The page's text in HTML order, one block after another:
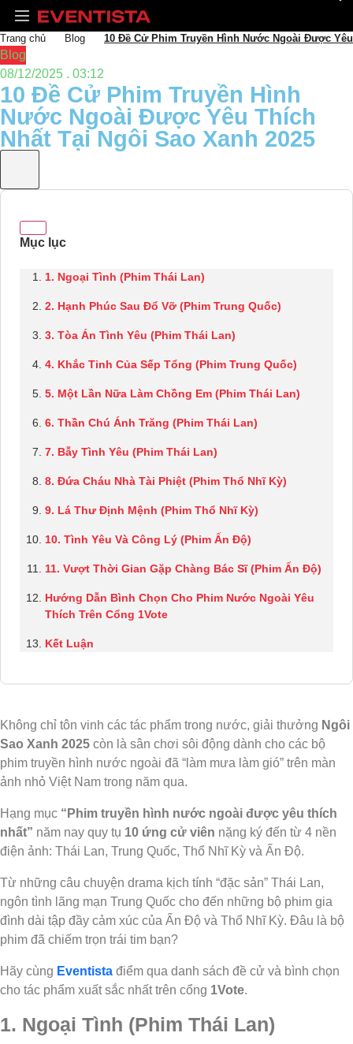
Trang chủ Blog 10 Đề Cử Phim Truyền Hình Nước Ngoài Được
Blog
08/12/2025 . 03:12
10 Đề Cử Phim Truyền Hình
Nước Ngoài Được Yêu Thích
Nhất Tại Ngôi Sao Xanh 2025
1. Ngoại Tình (Phim Thái Lan)
2. Hạnh Phúc Sau Đổ Vỡ (Phim Trung Quốc)
3. Tòa Án Tình Yêu (Phim Thái Lan)
4. Khắc Tinh Của Sếp Tổng (Phim Trung Quốc)
5. Một Lần Nữa Làm Chồng Em (Phim Thái Lan)
6. Thần Chú Ánh Trăng (Phim Thái Lan)
7. Bẫy Tình Yêu (Phim Thái Lan)
8. Đứa Cháu Nhà Tài Phiệt (Phim Thổ Nhĩ Kỳ)
9. Lá Thư Định Mệnh (Phim Thổ Nhĩ Kỳ)
10. Tình Yêu Và Công Lý (Phim Ấn Độ)
11. Vượt Thời Gian Gặp Chàng Bác Sĩ (Phim Ấn Độ)
Hướng Dẫn Bình Chọn Cho Phim Nước Ngoài Yêu
Thích Trên Cổng 1Vote
Kết Luận
Không chỉ tôn vinh các tác phẩm trong nước, giải thưởng Ngôi
Sao Xanh 2025 còn là sân chơi sôi động dành cho các bộ
phim truyền hình nước ngoài đã “làm mưa làm gió” trên màn
ảnh nhỏ Việt Nam trong năm qua.
Hạng mục “Phim truyền hình nước ngoài được yêu thích
nhất” năm nay quy tụ 10 ứng cử viên nặng ký đến từ 4 nền
điện ảnh: Thái Lan, Trung Quốc, Thổ Nhĩ Kỳ và Ấn Độ.
Từ những câu chuyện drama kịch tính “đặc sản” Thái Lan,
ngôn tình lãng mạn Trung Quốc cho đến những bộ phim gia
đình dài tập đầy cảm xúc của Ấn Độ và Thổ Nhĩ Kỳ. Đâu là bộ
phim đã chiếm trọn trái tim bạn?
Hãy cùng Eventista điểm qua danh sách đề cử và bình chọn
cho tác phẩm xuất sắc nhất trên cổng 1Vote.
1. Ngoại Tình (Phim Thái Lan)